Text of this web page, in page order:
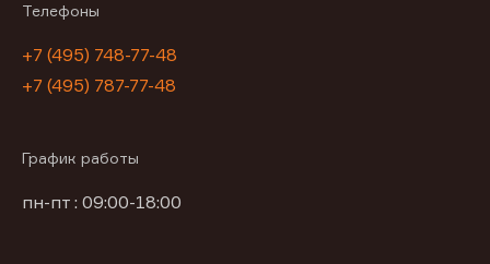
Телефоны
+7 (495) 748-77-48
+7 (495) 787-77-48
График работы
пн-пт : 09:00-18:00